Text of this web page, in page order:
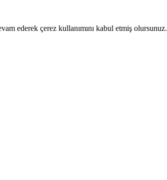
ederek çerez kullanımını kabul etmiş olursunuz.